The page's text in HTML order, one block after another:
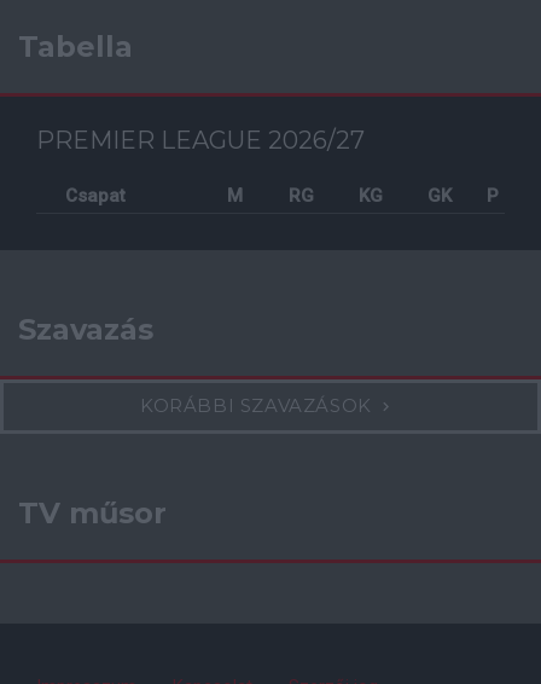
Tabella
PREMIER LEAGUE 2026/27
Csapat M RG KG GK P
Szavazás
KORÁBBI SZAVAZÁSOK
TV műsor